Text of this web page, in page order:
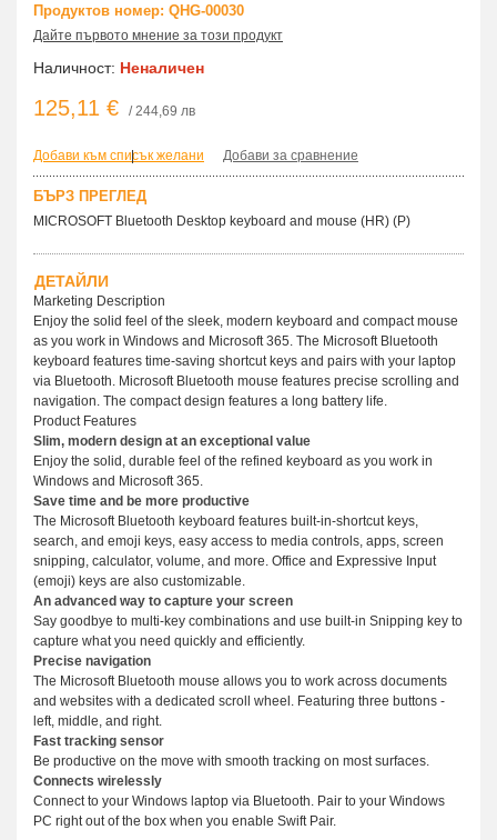
Продуктов номер: QHG-00030
Дайте първото мнение за този продукт
Наличност: Неналичен
125,11 € / 244,69 лв
Добави към списък желани
| Добави за сравнение
БЪРЗ ПРЕГЛЕД
MICROSOFT Bluetooth Desktop keyboard and mouse (HR) (P)
ДЕТАЙЛИ
Marketing Description
Enjoy the solid feel of the sleek, modern keyboard and compact mouse
as you work in Windows and Microsoft 365. The Microsoft Bluetooth
keyboard features time-saving shortcut keys and pairs with your laptop
via Bluetooth. Microsoft Bluetooth mouse features precise scrolling and
navigation. The compact design features a long battery life.
Product Features
Slim, modern design at an exceptional value
Enjoy the solid, durable feel of the refined keyboard as you work in
Windows and Microsoft 365.
Save time and be more productive
The Microsoft Bluetooth keyboard features built-in-shortcut keys,
search, and emoji keys, easy access to media controls, apps, screen
snipping, calculator, volume, and more. Office and Expressive Input
(emoji) keys are also customizable.
An advanced way to capture your screen
Say goodbye to multi-key combinations and use built-in Snipping key to
capture what you need quickly and efficiently.
Precise navigation
The Microsoft Bluetooth mouse allows you to work across documents
and websites with a dedicated scroll wheel. Featuring three buttons -
left, middle, and right.
Fast tracking sensor
Be productive on the move with smooth tracking on most surfaces.
Connects wirelessly
Connect to your Windows laptop via Bluetooth. Pair to your Windows
PC right out of the box when you enable Swift Pair.